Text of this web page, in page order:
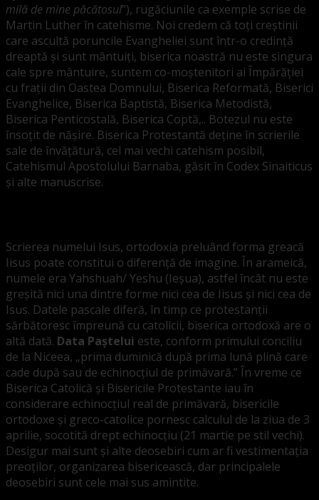
milă de mine păcătosul”), rugăciunile ca exemple scrise de
Martin Luther în catehisme. Noi credem că toți creștinii
care ascultă poruncile Evangheliei sunt într-o credință
dreaptă și sunt mântuiți, biserica noastră nu este singura
cale spre mântuire, suntem co-moștenitori ai Împărăției
cu frații din Oastea Domnului, Biserica Reformată, Biserici
Evanghelice, Biserica Baptistă, Biserica Metodistă,
Biserica Penticostală, Biserica Coptă,.. Botezul nu este
însoțit de nășire. Biserica Protestantă deține în scrierile
sale de învățătură, cel mai vechi catehism posibil,
Catehismul Apostolului Barnaba, găsit în Codex Sinaiticus
și alte manuscrise.
Scrierea numelui Isus, ortodoxia preluând forma greacă
Iisus poate constitui o diferență de imagine. În arameică,
numele era Yahshuah/ Yeshu (Ieșua), astfel încât nu este
greșită nici una dintre forme nici cea de Iisus și nici cea de
Isus. Datele pascale diferă, în timp ce protestanții
sărbătoresc împreună cu catolicii, biserica ortodoxă are o
altă dată. Data Paștelui este, conform primului conciliu
de la Niceea, „prima duminică după prima lună plină care
cade după sau de echinocțiul de primăvară.” În vreme ce
Biserica Catolică și Bisericile Protestante iau în
considerare echinocțiul real de primăvară, bisericile
ortodoxe și greco-catolice pornesc calculul de la ziua de 3
aprilie, socotită drept echinocțiu (21 martie pe stil vechi).
Desigur mai sunt și alte deosebiri cum ar fi vestimentația
preoților, organizarea bisericească, dar principalele
deosebiri sunt cele mai sus amintite.